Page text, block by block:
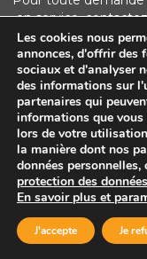
en service,
©APIC SAS 2025 -Mentions
personnelles-Formulaire
Les cookies nous
annonces, d'offrir des
sociaux et d'analyser
des informations sur
partenaires qui
informations que
lors de votre
la manière dont nos
données
protection des données
En savoir plus et
J'accepte Je